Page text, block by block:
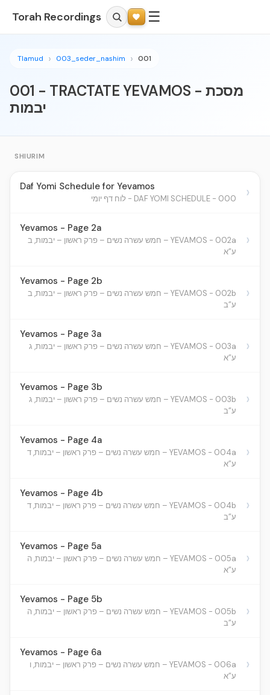
Torah Recordings ☰
Tlamud 003_seder_nashim 001
001 - TRACTATE YEVAMOS - מסכת
יבמות
SHIURIM
Daf Yomi Schedule for Yevamos
000 - DAF YOMI SCHEDULE - לוח דף יומי ›
Yevamos - Page 2a
YEVAMOS - 002a – חמש עשרה נשים – פרק ראשון – יבמות, ב
ע”א
›
Yevamos - Page 2b
YEVAMOS - 002b – חמש עשרה נשים – פרק ראשון – יבמות, ב
ע”ב
›
Yevamos - Page 3a
YEVAMOS - 003a – חמש עשרה נשים – פרק ראשון – יבמות, ג
ע”א
›
Yevamos - Page 3b
YEVAMOS - 003b – חמש עשרה נשים – פרק ראשון – יבמות, ג
ע”ב
›
Yevamos - Page 4a
YEVAMOS - 004a – חמש עשרה נשים – פרק ראשון – יבמות, ד
ע”א
›
Yevamos - Page 4b
YEVAMOS - 004b – חמש עשרה נשים – פרק ראשון – יבמות, ד
ע”ב
›
Yevamos - Page 5a
YEVAMOS - 005a – חמש עשרה נשים – פרק ראשון – יבמות, ה
ע”א
›
Yevamos - Page 5b
YEVAMOS - 005b – חמש עשרה נשים – פרק ראשון – יבמות, ה
ע”ב
›
Yevamos - Page 6a
YEVAMOS - 006a – חמש עשרה נשים – פרק ראשון – יבמות, ו
ע”א
›